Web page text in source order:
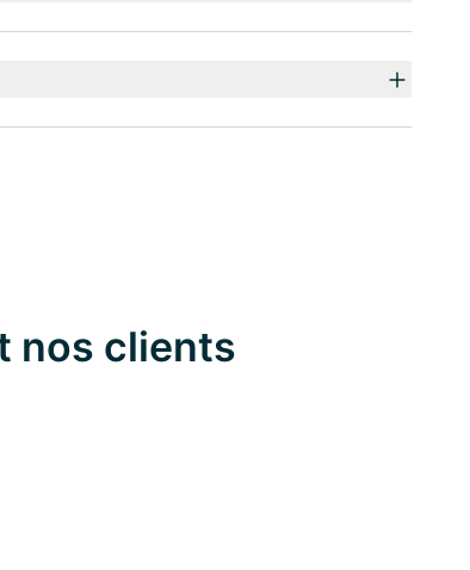
nos clients